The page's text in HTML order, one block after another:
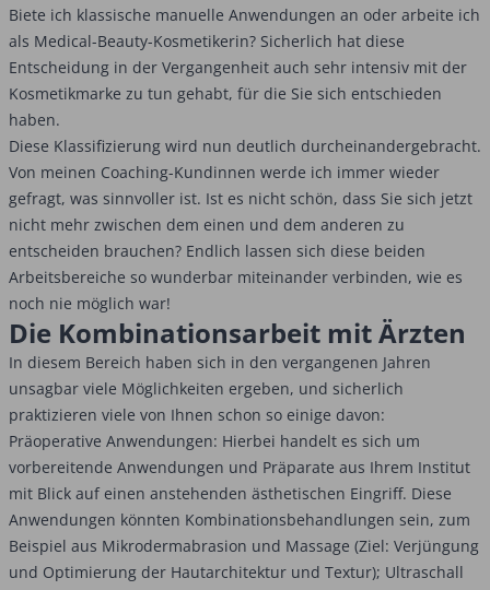
Biete ich klassische manuelle Anwendungen an oder arbeite ich
als Medical-Beauty-Kosmetikerin? Sicherlich hat diese
Entscheidung in der Vergangenheit auch sehr intensiv mit der
Kosmetikmarke zu tun gehabt, für die Sie sich entschieden
haben.
Diese Klassifizierung wird nun deutlich durcheinandergebracht.
Von meinen Coaching-Kundinnen werde ich immer wieder
gefragt, was sinnvoller ist. Ist es nicht schön, dass Sie sich jetzt
nicht mehr zwischen dem einen und dem anderen zu
entscheiden brauchen? Endlich lassen sich diese beiden
Arbeitsbereiche so wunderbar miteinander verbinden, wie es
noch nie möglich war!
Die Kombinationsarbeit mit Ärzten
In diesem Bereich haben sich in den vergangenen Jahren
unsagbar viele Möglichkeiten ergeben, und sicherlich
praktizieren viele von Ihnen schon so einige davon:
Präoperative Anwendungen: Hierbei handelt es sich um
vorbereitende Anwendungen und Präparate aus Ihrem Institut
mit Blick auf einen anstehenden ästhetischen Eingriff. Diese
Anwendungen könnten Kombinationsbehandlungen sein, zum
Beispiel aus Mikrodermabrasion und Massage (Ziel: Verjüngung
und Optimierung der Hautarchitektur und Textur); Ultraschall